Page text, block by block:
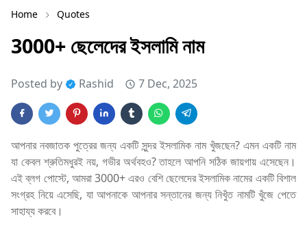
Home Quotes
3000+ ছেলেদের ইসলামি নাম
Posted by Rashid 7 Dec, 2025
আপনার নবজাতক পুত্রের জন্য একটি সুন্দর ইসলামিক নাম খুঁজছেন? এমন একটি নাম
যা কেবল শ্রুতিমধুরই নয়, গভীর অর্থবহও? তাহলে আপনি সঠিক জায়গায় এসেছেন।
এই ব্লগ পোস্টে, আমরা 3000+ এরও বেশি ছেলেদের ইসলামিক নামের একটি বিশাল
সংগ্রহ নিয়ে এসেছি, যা আপনাকে আপনার সন্তানের জন্য নিখুঁত নামটি খুঁজে পেতে
সাহায্য করবে।